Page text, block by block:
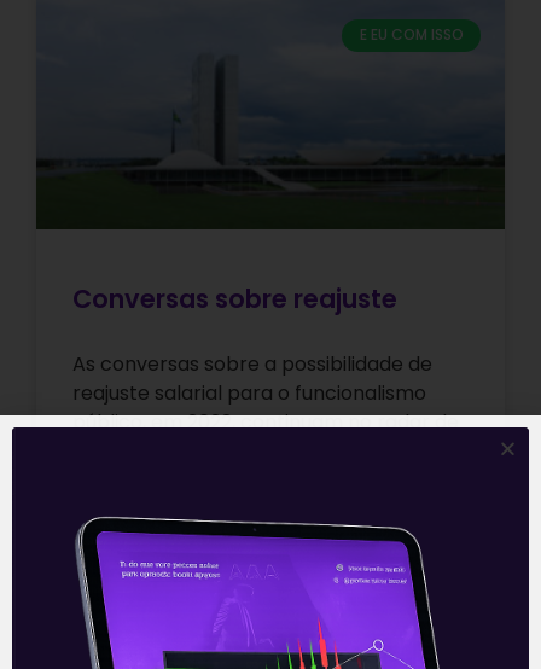
E EU COM ISSO
Conversas sobre reajuste
As conversas sobre a possibilidade de
reajuste salarial para o funcionalismo
público, em 2022, continuam no radar de
Leia mais
15/12/2021